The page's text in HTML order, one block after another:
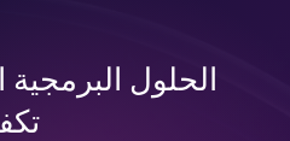
الحلول